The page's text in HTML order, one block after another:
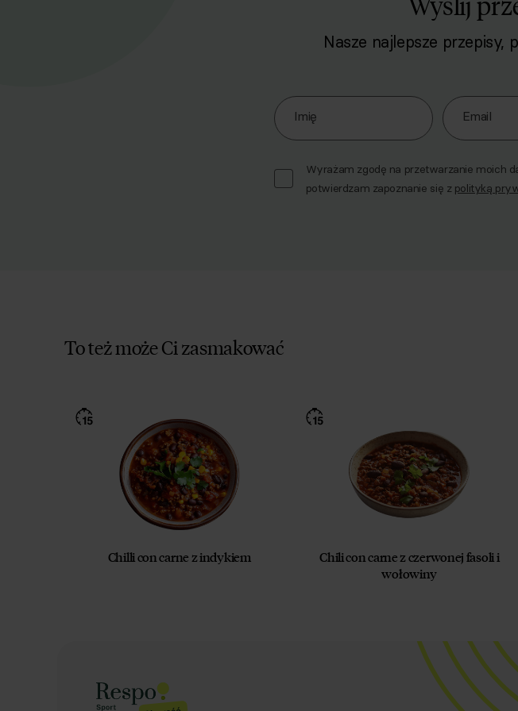
Nasze najlepsze przepisy,
Zapisz się do naszego Newslettera
Imię Email
Wyrażam zgodę na przetwarzanie moich
potwierdzam zapoznanie się z polityką
To też może Ci zasmakować
Chilli con carne z indykiem
Chili con carne z czerwonej fasoli i
wołowiny